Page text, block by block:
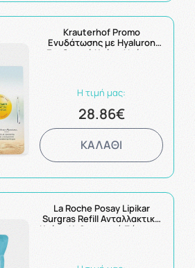
Krauterhof Promo
Ενυδάτωσης με Hyaluron
Ενυδατική Κρέμα Ημέρας
Η τιμή μας:
28.86€
ΚΑΛΑΘΙ
La Roche Posay Lipikar
Surgras Refill Ανταλλακτικό
Κρέμα Καθαρισμού Σώματος